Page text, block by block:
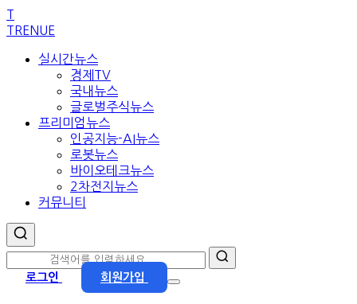
본
문
T
TRENUE
실시간뉴스
경제TV
국내뉴스
글로벌주식뉴스
프리미엄뉴스
인공지능-AI뉴스
로봇뉴스
바이오테크뉴스
2차전지뉴스
커뮤니티
로그인 회원가입